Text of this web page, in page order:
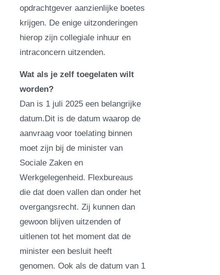
opdrachtgever aanzienlijke boetes
krijgen. De enige uitzonderingen
hierop zijn collegiale inhuur en
intraconcern uitzenden.
Wat als je zelf toegelaten wilt
worden?
Dan is 1 juli 2025 een belangrijke
datum.Dit is de datum waarop de
aanvraag voor toelating binnen
moet zijn bij de minister van
Sociale Zaken en
Werkgelegenheid. Flexbureaus
die dat doen vallen dan onder het
overgangsrecht. Zij kunnen dan
gewoon blijven uitzenden of
uitlenen tot het moment dat de
minister een besluit heeft
genomen. Ook als de datum van 1